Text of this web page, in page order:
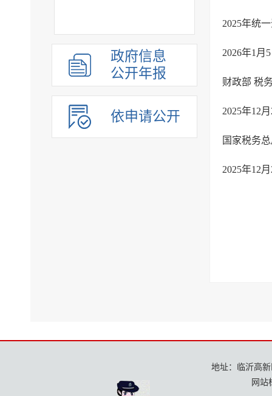
政府信息
公开年报
依申请公开
2025年统
2026年1月
财政部 税
2025年12
国家税务
2025年12
地址：临沂高
网站